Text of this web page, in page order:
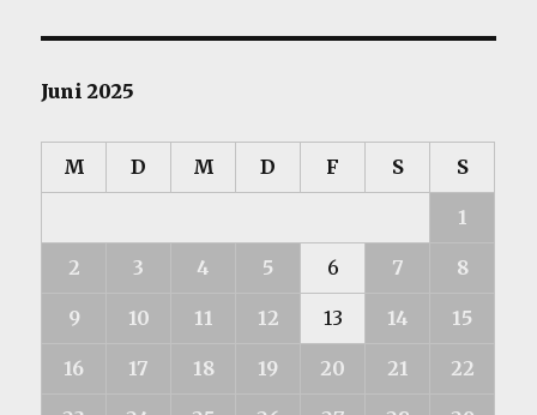
Juni 2025
M D M D F S S
1
2 3 4 5 6 7 8
9 10 11 12 13 14 15
16 17 18 19 20 21 22